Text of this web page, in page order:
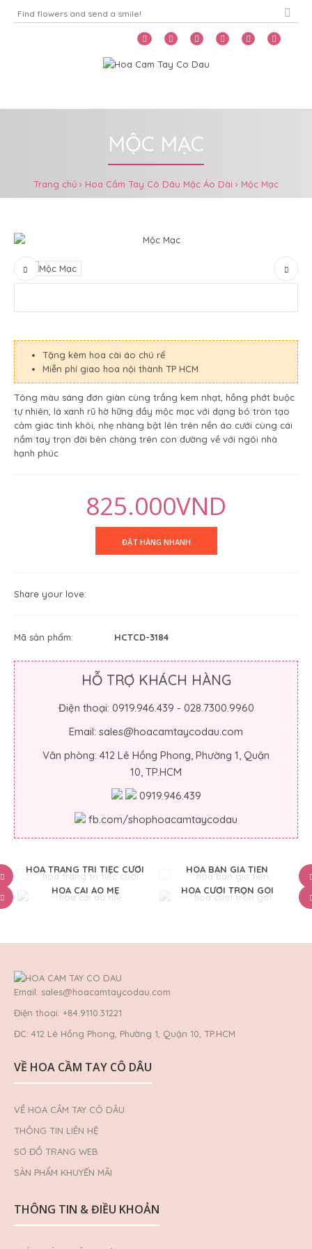
MỘC MẠC
Trang chủ Hoa Cầm Tay Cô Dâu Mặc Áo Dài Mộc Mạc
Tặng kèm hoa cài áo chú rể
Miễn phí giao hoa nội thành TP HCM
Tông màu sáng đơn giàn cùng trắng kem nhạt, hồng phớt buộc
tự nhiên, lá xanh rũ hờ hững đầy mộc mạc với dạng bó tròn tạo
cảm giác tinh khôi, nhẹ nhàng bật lên trên nền áo cưới cùng cái
nắm tay trọn đời bên chàng trên con đường về với ngôi nhà
hạnh phúc
825.000VND
Share your love:
Mã sản phẩm: HCTCD-3184
HỖ TRỢ KHÁCH HÀNG
Điện thoại: 0919.946.439 - 028.7300.9960
Email: sales@hoacamtaycodau.com
Văn phòng: 412 Lê Hồng Phong, Phường 1, Quận
10, TP.HCM
0919.946.439
fb.com/shophoacamtaycodau
HOA TRANG TRÍ TIỆC CƯỚI
HOA BÀN GIA TIÊN
HOA CÀI ÁO MẸ
HOA CƯỚI TRỌN GÓI
Email: sales@hoacamtaycodau.com
Điện thoại: +84.9110.31221
ĐC: 412 Lê Hồng Phong, Phường 1, Quận 10, TP.HCM
VỀ HOA CẦM TAY CÔ DÂU
VỀ HOA CẦM TAY CÔ DÂU
THÔNG TIN LIÊN HỆ
SƠ ĐỒ TRANG WEB
SẢN PHẨM KHUYẾN MÃI
THÔNG TIN & ĐIỀU KHOẢN